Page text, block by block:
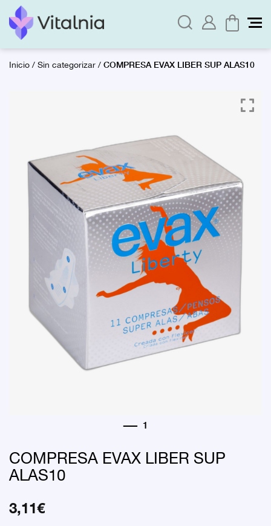
Inicio/Sin categorizar/ COMPRESA EVAX LIBER SUP ALAS10
COMPRESA EVAX LIBER SUP
ALAS10
3,11€